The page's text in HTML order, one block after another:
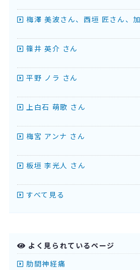
梅澤 美波さん、西垣 匠さん、
篠井 英介 さん
平野 ノラ さん
上白石 萌歌 さん
梅宮 アンナ さん
板垣 李光人 さん
すべて見る
よく見られているページ
肋間神経痛